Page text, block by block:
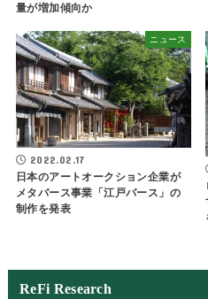
量が増加傾向か
ニュース
2022.02.17
日本のアートオークション企業が
メタバース事業「江戸バース」の
制作を発表
ReFi Research